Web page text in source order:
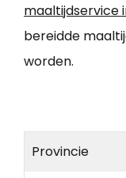
maaltijdservice
bereidde
worden.
Provincie